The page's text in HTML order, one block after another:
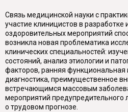
Связь медицинской науки с
участие клиницистов в
оздоровительных мероприятий
возникла новая проблематика
клинических специальностей:
состояний, анализ этиологии и
факторов, ранняя
диагностика, преимущественное
встречающимся массовым
мероприятий предупредительного
о трудовом прогнозе.